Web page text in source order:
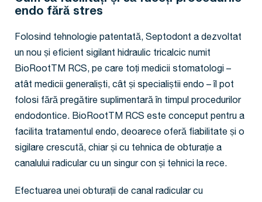
endo fără stres
Folosind tehnologie patentată, Septodont a dezvoltat
un nou și eficient sigilant hidraulic tricalcic numit
BioRootTM RCS, pe care toți medicii stomatologi –
atât medicii generaliști, cât și specialiștii endo – îl pot
folosi fără pregătire suplimentară în timpul procedurilor
endodontice. BioRootTM RCS este conceput pentru a
facilita tratamentul endo, deoarece oferă fiabilitate și o
sigilare crescută, chiar și cu tehnica de obturație a
canalului radicular cu un singur con și tehnici la rece.
Efectuarea unei obturații de canal radicular cu